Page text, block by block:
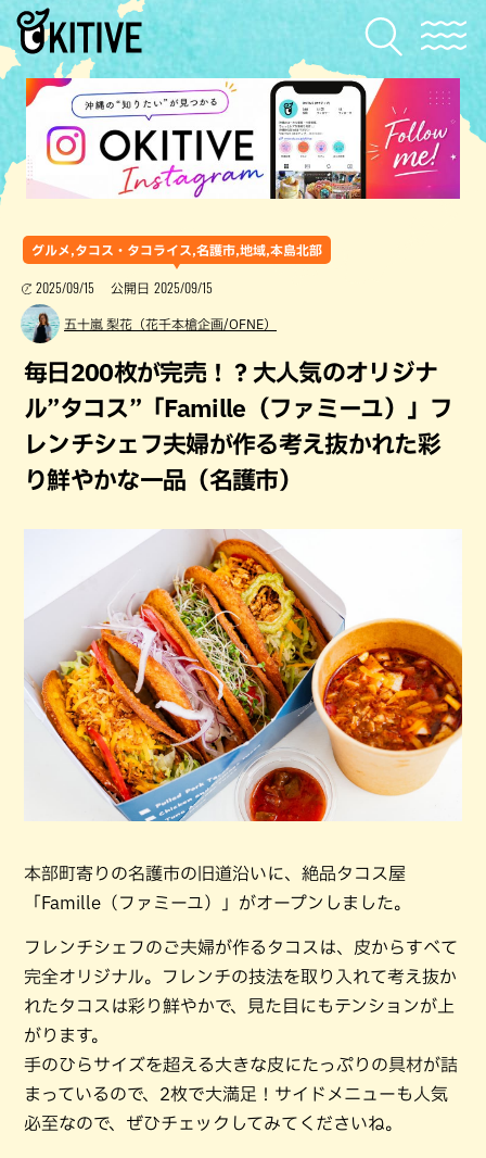
グルメ,タコス・タコライス,名護市,地域,本島北部
2025/09/15 公開日 2025/09/15
五十嵐 梨花（花千本槍企画/OFNE）
毎日200枚が完売！？大人気のオリジナ
ル”タコス”「Famille（ファミーユ）」フ
レンチシェフ夫婦が作る考え抜かれた彩
り鮮やかな一品（名護市）
本部町寄りの名護市の旧道沿いに、絶品タコス屋
「Famille（ファミーユ）」がオープンしました。
フレンチシェフのご夫婦が作るタコスは、皮からすべて
完全オリジナル。フレンチの技法を取り入れて考え抜か
れたタコスは彩り鮮やかで、見た目にもテンションが上
がります。
手のひらサイズを超える大きな皮にたっぷりの具材が詰
まっているので、2枚で大満足！サイドメニューも人気
必至なので、ぜひチェックしてみてくださいね。